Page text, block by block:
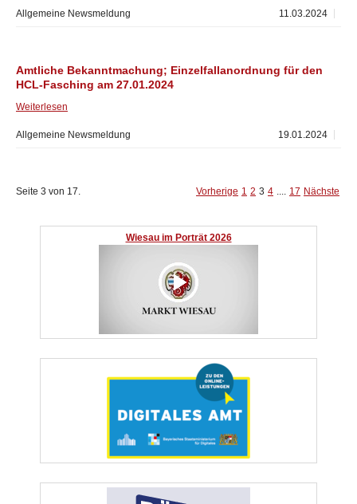
11.03.2024
Allgemeine Newsmeldung
Amtliche Bekanntmachung; Einzelfallanordnung für den
HCL-Fasching am 27.01.2024
Weiterlesen
19.01.2024
Allgemeine Newsmeldung
Seite 3 von 17. Vorherige 1 2 3 4 .... 17 Nächste
Wiesau im Porträt 2026